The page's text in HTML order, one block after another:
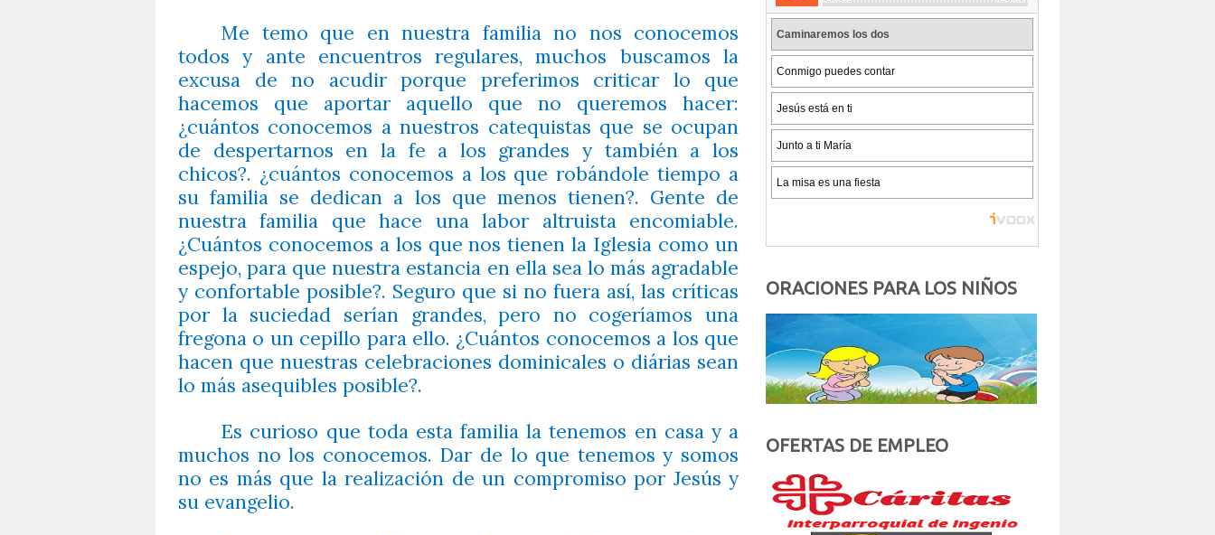
Me temo que en nuestra familia no nos conocemos
todos y ante encuentros regulares, muchos buscamos la
excusa de no acudir porque preferimos criticar lo que
hacemos que aportar aquello que no queremos hacer:
¿cuántos conocemos a nuestros catequistas que se ocupan
de despertarnos en la fe a los grandes y también a los
chicos?. ¿cuántos conocemos a los que robándole tiempo a
su familia se dedican a los que menos tienen?. Gente de
nuestra familia que hace una labor altruista encomiable.
¿Cuántos conocemos a los que nos tienen la Iglesia como un
espejo, para que nuestra estancia en ella sea lo más agradable
y confortable posible?. Seguro que si no fuera así, las críticas
por la suciedad serían grandes, pero no cogeríamos una
fregona o un cepillo para ello. ¿Cuántos conocemos a los que
hacen que nuestras celebraciones dominicales o diárias sean
lo más asequibles posible?.
Es curioso que toda esta familia la tenemos en casa y a
muchos no los conocemos. Dar de lo que tenemos y somos
no es más que la realización de un compromiso por Jesús y
su evangelio.
ORACIONES PARA LOS NIÑOS
OFERTAS DE EMPLEO